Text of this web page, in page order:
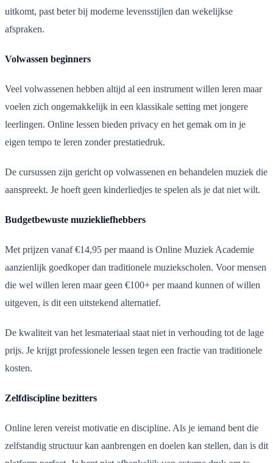
uitkomt, past beter bij moderne levensstijlen dan wekelijkse
afspraken.
Volwassen beginners
Veel volwassenen hebben altijd al een instrument willen leren maar
voelen zich ongemakkelijk in een klassikale setting met jongere
leerlingen. Online lessen bieden privacy en het gemak om in je
eigen tempo te leren zonder prestatiedruk.
De cursussen zijn gericht op volwassenen en behandelen muziek die
aanspreekt. Je hoeft geen kinderliedjes te spelen als je dat niet wilt.
Budgetbewuste muziekliefhebbers
Met prijzen vanaf €14,95 per maand is Online Muziek Academie
aanzienlijk goedkoper dan traditionele muziekscholen. Voor mensen
die wel willen leren maar geen €100+ per maand kunnen of willen
uitgeven, is dit een uitstekend alternatief.
De kwaliteit van het lesmateriaal staat niet in verhouding tot de lage
prijs. Je krijgt professionele lessen tegen een fractie van traditionele
kosten.
Zelfdiscipline bezitters
Online leren vereist motivatie en discipline. Als je iemand bent die
zelfstandig structuur kan aanbrengen en doelen kan stellen, dan is dit